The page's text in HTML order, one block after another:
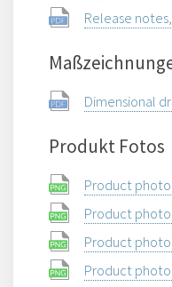
Release
Dimensional
Produkt Fotos
Product
Product
Product
Product